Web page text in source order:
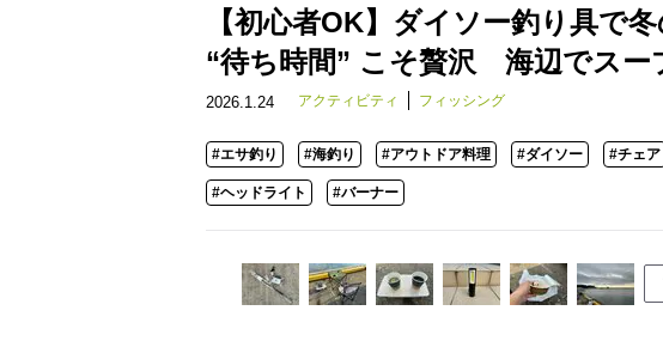
【初心者OK】ダイソー釣り具で
“待ち時間” こそ贅沢 海辺でスー
2026.1.24 アクティビティ フィッシング
#エサ釣り #海釣り #アウトドア料理 #ダイソー #チェア
#ヘッドライト #バーナー